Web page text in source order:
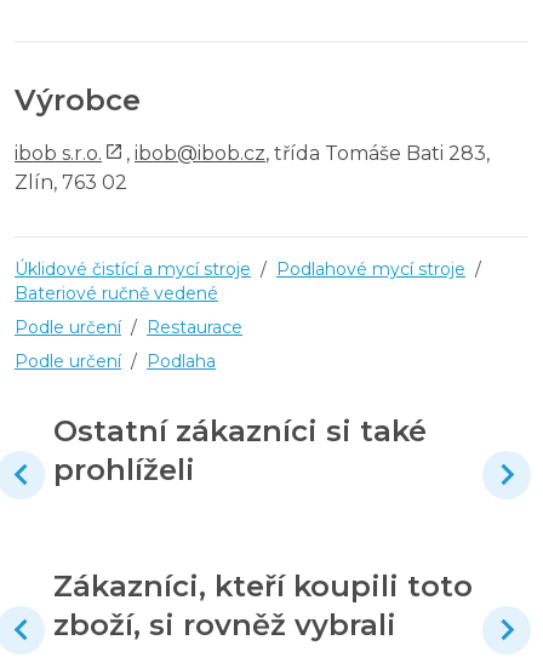
Výrobce
ibob s.r.o. , ibob@ibob.cz, třída Tomáše Bati 283,
Zlín, 763 02
Úklidové čistící a mycí stroje / Podlahové mycí stroje /
Bateriové ručně vedené
Podle určení / Restaurace
Podle určení / Podlaha
Ostatní zákazníci si také
prohlíželi
Zákazníci, kteří koupili toto
zboží, si rovněž vybrali